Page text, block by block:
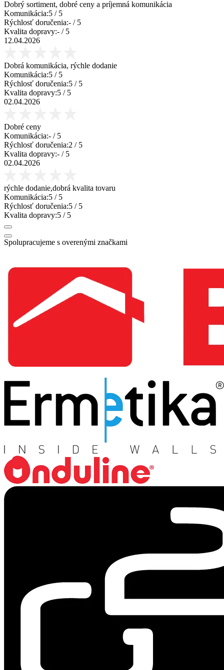
Dobrý sortiment, dobré ceny a príjemná komunikácia
Komunikácia:5 / 5
Rýchlosť doručenia:- / 5
Kvalita dopravy:- / 5
12.04.2026
Dobrá komunikácia, rýchle dodanie
Komunikácia:5 / 5
Rýchlosť doručenia:5 / 5
Kvalita dopravy:5 / 5
02.04.2026
Dobré ceny
Komunikácia:- / 5
Rýchlosť doručenia:2 / 5
Kvalita dopravy:- / 5
02.04.2026
rýchle dodanie,dobrá kvalita tovaru
Komunikácia:5 / 5
Rýchlosť doručenia:5 / 5
Kvalita dopravy:5 / 5
Spolupracujeme s overenými značkami